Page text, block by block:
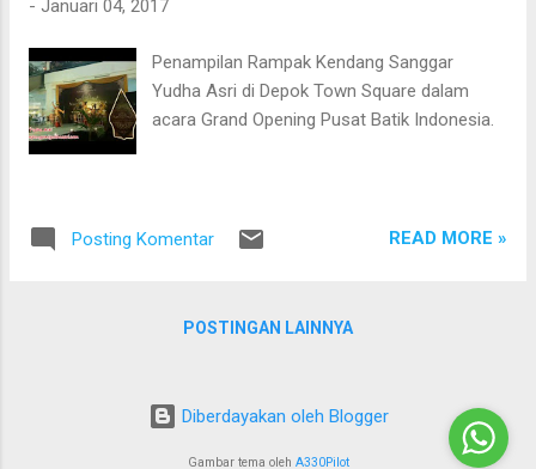
- Januari 04, 2017
Penampilan Rampak Kendang Sanggar
Yudha Asri di Depok Town Square dalam
acara Grand Opening Pusat Batik Indonesia.
Posting Komentar READ MORE »
POSTINGAN LAINNYA
Diberdayakan oleh Blogger
Gambar tema oleh A330Pilot